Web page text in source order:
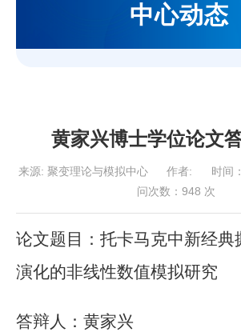
中心动态
黄家兴博士学位论文
来源: 聚变理论与模拟中心 作者: 时间
问次数： 948 次
论文题目： 托卡马克中新经典
演化的非线性数值模拟研究
答辩人： 黄家兴